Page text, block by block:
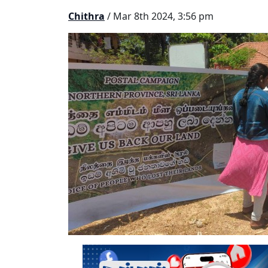
Chithra / Mar 8th 2024, 3:56 pm